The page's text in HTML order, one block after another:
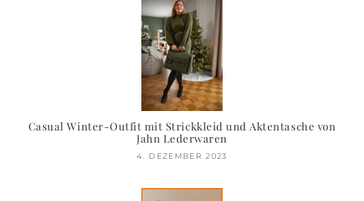
Casual Winter-Outfit mit Strickkleid und Aktentasche von
Jahn Lederwaren
4. DEZEMBER 2023